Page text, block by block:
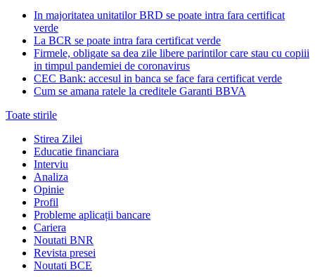
In majoritatea unitatilor BRD se poate intra fara certificat
verde
La BCR se poate intra fara certificat verde
Firmele, obligate sa dea zile libere parintilor care stau cu copiii
in timpul pandemiei de coronavirus
CEC Bank: accesul in banca se face fara certificat verde
Cum se amana ratele la creditele Garanti BBVA
Toate stirile
Stirea Zilei
Educatie financiara
Interviu
Analiza
Opinie
Profil
Probleme aplicații bancare
Cariera
Noutati BNR
Revista presei
Noutati BCE